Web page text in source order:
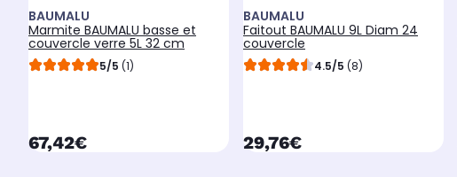
BAUMALU
Marmite BAUMALU basse et
couvercle verre 5L 32 cm
5/5 (1)
currentPrice
67,42€
BAUMALU
Faitout BAUMALU 9L Diam 24
couvercle
4.5/5 (8)
currentPrice
29,76€